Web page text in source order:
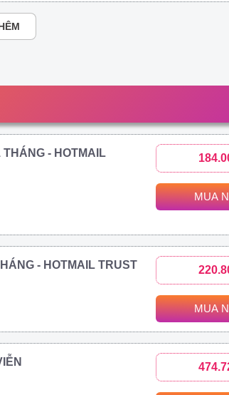
THÁNG - HOTMAIL
MUA
- HOTMAIL TRUST
MUA